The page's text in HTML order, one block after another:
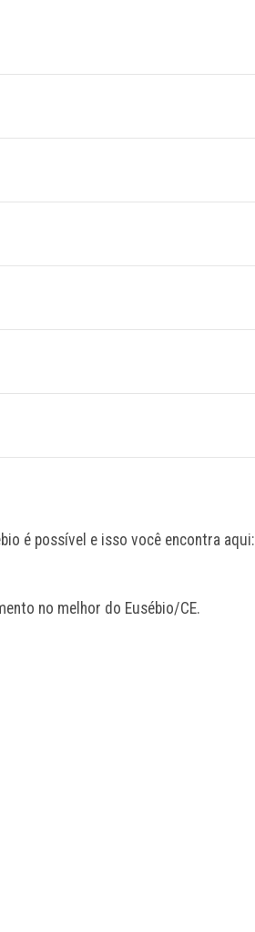
é possível e isso você encontra aqui:
no melhor do Eusébio/CE.